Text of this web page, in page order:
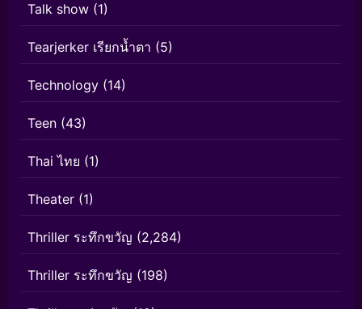
Talk show (1)
Tearjerker เรียกน้ำตา (5)
Technology (14)
Teen (43)
Thai ไทย (1)
Theater (1)
Thriller ระทึกขวัญ (2,284)
Thriller ระทึกขวัญ (198)